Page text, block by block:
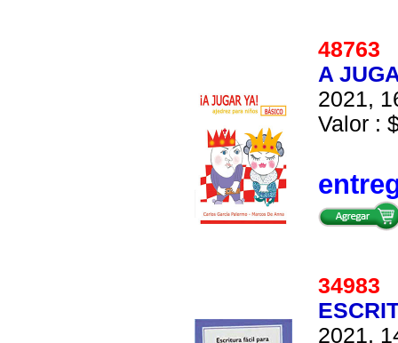
48763
A
2021,
Valor :
34983
2021,